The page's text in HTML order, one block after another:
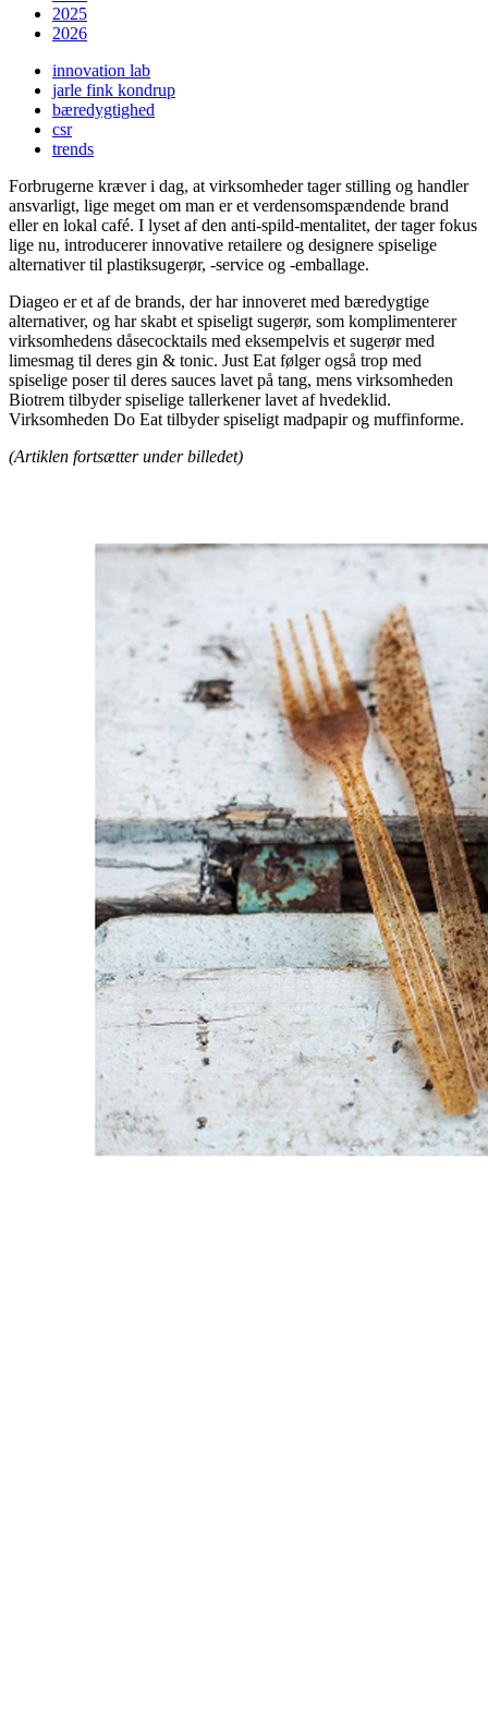
2025
2026
innovation lab
jarle fink kondrup
bæredygtighed
csr
trends
Forbrugerne kræver i dag, at virksomheder tager stilling og handler
ansvarligt, lige meget om man er et verdensomspændende brand
eller en lokal café. I lyset af den anti-spild-mentalitet, der tager fokus
lige nu, introducerer innovative retailere og designere spiselige
alternativer til plastiksugerør, -service og -emballage.
Diageo er et af de brands, der har innoveret med bæredygtige
alternativer, og har skabt et spiseligt sugerør, som komplimenterer
virksomhedens dåsecocktails med eksempelvis et sugerør med
limesmag til deres gin & tonic. Just Eat følger også trop med
spiselige poser til deres sauces lavet på tang, mens virksomheden
Biotrem tilbyder spiselige tallerkener lavet af hvedeklid.
Virksomheden Do Eat tilbyder spiseligt madpapir og muffinforme.
(Artiklen fortsætter under billedet)